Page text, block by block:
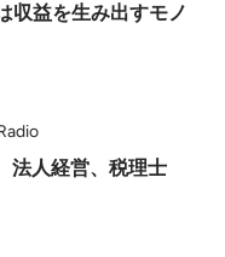
産は収益を生み出すモノ
続、法人経営、税理士